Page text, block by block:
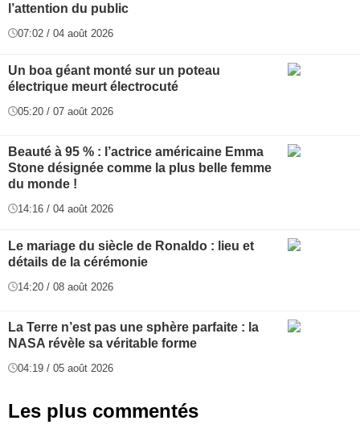
l’attention du public
07:02 / 04 août 2026
Un boa géant monté sur un poteau
électrique meurt électrocuté
05:20 / 07 août 2026
Beauté à 95 % : l’actrice américaine Emma
Stone désignée comme la plus belle femme
du monde !
14:16 / 04 août 2026
Le mariage du siècle de Ronaldo : lieu et
détails de la cérémonie
14:20 / 08 août 2026
La Terre n’est pas une sphère parfaite : la
NASA révèle sa véritable forme
04:19 / 05 août 2026
Les plus commentés